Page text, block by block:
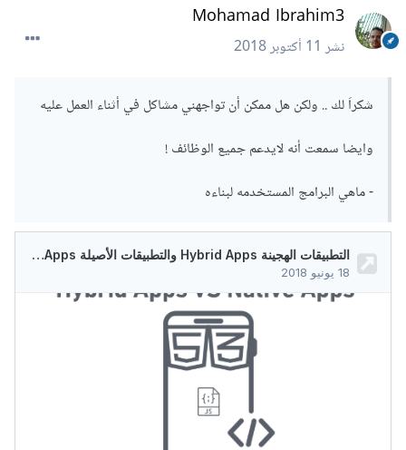
Mohamad Ibrahim3
نشر11 أكتوبر 2018
شكراَ لك .. ولكن هل ممكن أن تواجهني مشاكل في أثناء العمل عليه
وايضا سمعت أنه لايدعم جميع الوظائف !
- ماهي البرامج المستخدمه لبناءه